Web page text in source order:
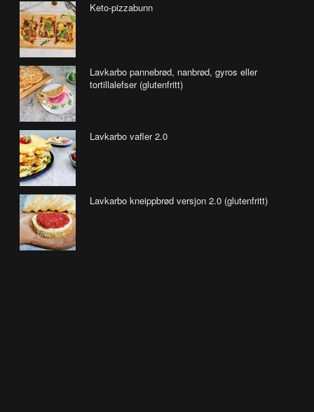
Keto-pizzabunn
Lavkarbo pannebrød, nanbrød, gyros eller
tortillalefser (glutenfritt)
Lavkarbo vafler 2.0
Lavkarbo kneippbrød versjon 2.0 (glutenfritt)